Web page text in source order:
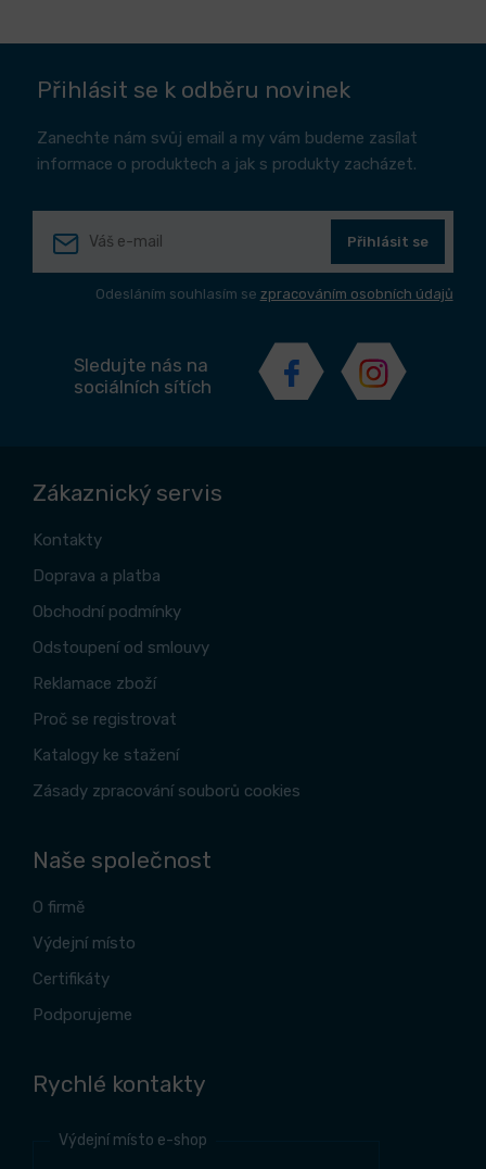
Přihlásit se k odběru novinek
Zanechte nám svůj email a my vám budeme zasílat
informace o produktech a jak s produkty zacházet.
Přihlásit se
Odesláním souhlasím se zpracováním osobních údajů
Sledujte nás na
sociálních sítích
Zákaznický servis
Kontakty
Doprava a platba
Obchodní podmínky
Odstoupení od smlouvy
Reklamace zboží
Proč se registrovat
Katalogy ke stažení
Zásady zpracování souborů cookies
Naše společnost
O firmě
Výdejní místo
Certifikáty
Podporujeme
Rychlé kontakty
Výdejní místo e-shop